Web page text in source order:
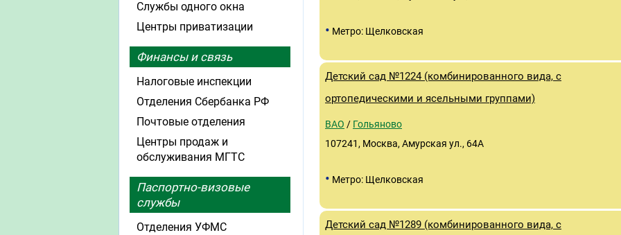
• Метро: Щелковская
Детский сад №1224 (комбинированного вида, с
ортопедическими и ясельными группами)
ВАО / Гольяново
107241, Москва, Амурская ул., 64А
• Метро: Щелковская
Детский сад №1289 (комбинированного вида, с
Службы одного окна
Центры приватизации
Финансы и связь
Налоговые инспекции
Отделения Сбербанка РФ
Почтовые отделения
Центры продаж и
обслуживания МГТС
Паспортно-визовые
службы
Отделения УФМС